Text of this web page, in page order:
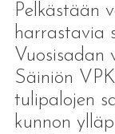
Pelkästään
harrastavia
Vuosisadan
Säiniön
tulipalojen
kunnon